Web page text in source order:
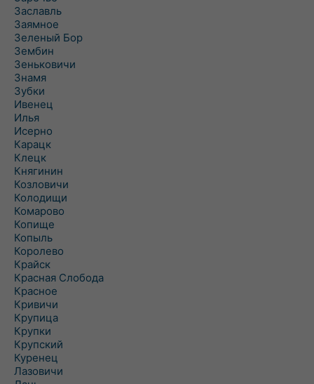
Заславль
Заямное
Зеленый Бор
Зембин
Зеньковичи
Знамя
Зубки
Ивенец
Илья
Исерно
Карацк
Клецк
Княгинин
Козловичи
Колодищи
Комарово
Копище
Копыль
Королево
Крайск
Красная Слобода
Красное
Кривичи
Крупица
Крупки
Крупский
Куренец
Лазовичи